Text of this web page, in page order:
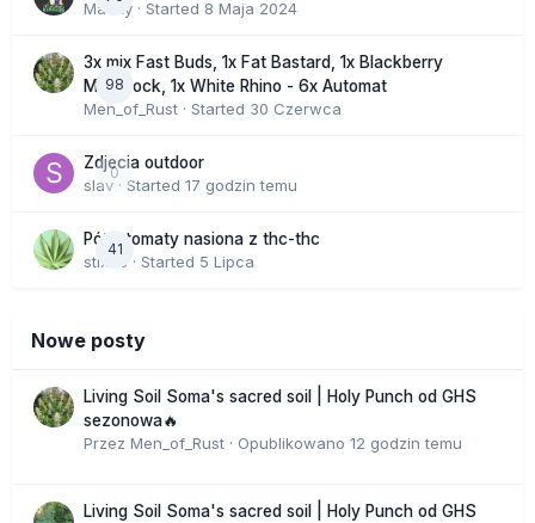
Macky · Started 8 Maja 2024
98
3x mix Fast Buds, 1x Fat Bastard, 1x Blackberry
Moonrock, 1x White Rhino - 6x Automat
Men_of_Rust · Started 30 Czerwca
0
Zdjecia outdoor
slav · Started 17 godzin temu
41
Półautomaty nasiona z thc-thc
stix33 · Started 5 Lipca
Nowe posty
Living Soil Soma's sacred soil | Holy Punch od GHS
sezonowa🔥
Przez Men_of_Rust · Opublikowano 12 godzin temu
Living Soil Soma's sacred soil | Holy Punch od GHS